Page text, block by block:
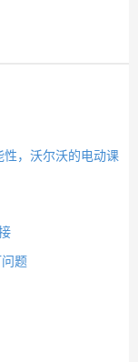
性，沃尔沃的电动课
题